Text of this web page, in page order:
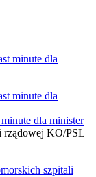
dla minister
rządowej KO/PSL
szpitali